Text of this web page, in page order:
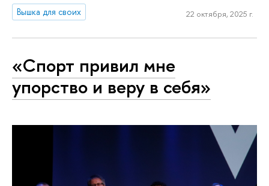
Вышка для своих 22 октября, 2025 г.
«Спорт привил мне
упорство и веру в себя»